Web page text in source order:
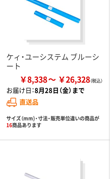
ケィ・ユーシステム ブルーシ
ート
￥8,338 ￥26,328
お届け日：8月28日（金）まで
直送品
サイズ（mm)・寸法・販売単位違いの商品が
16商品あります